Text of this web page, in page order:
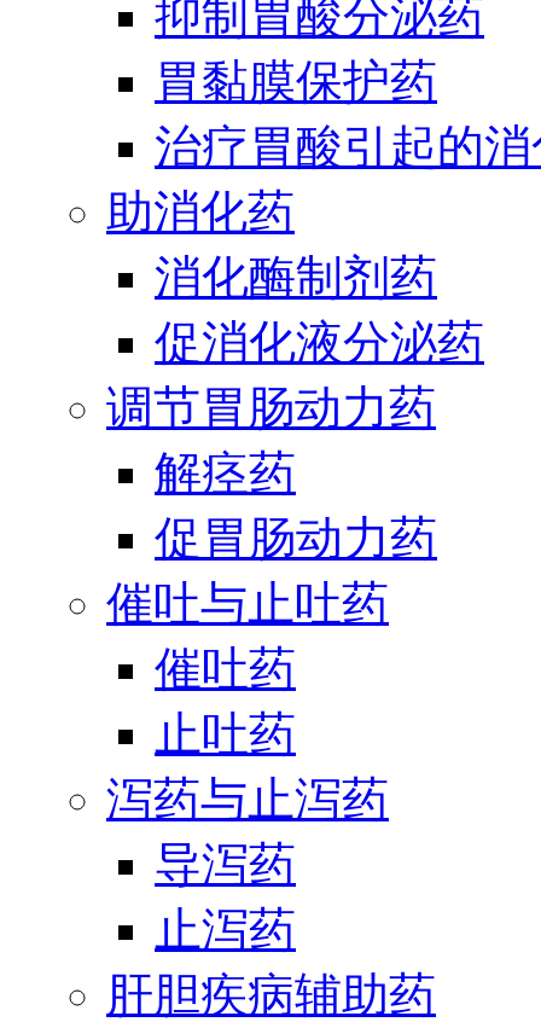
抑制胃酸分泌药
胃黏膜保护药
治疗胃酸引起的
助消化药
消化酶制剂药
促消化液分泌药
调节胃肠动力药
解痉药
促胃肠动力药
催吐与止吐药
催吐药
止吐药
泻药与止泻药
导泻药
止泻药
肝胆疾病辅助药